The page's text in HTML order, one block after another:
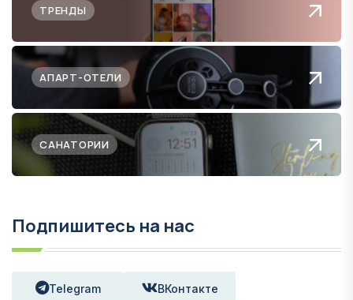
ТРЕНДЫ
АПАРТ-ОТЕЛИ
САНАТОРИИ
Подпишитесь на нас
Telegram ВКонтакте